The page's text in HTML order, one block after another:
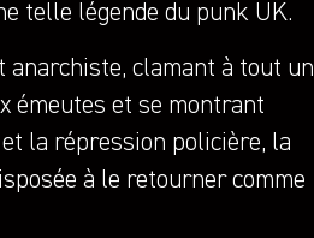
telle légende du punk UK.
anarchiste, clamant à tout un
émeutes et se montrant
la répression policière, la
à le retourner comme